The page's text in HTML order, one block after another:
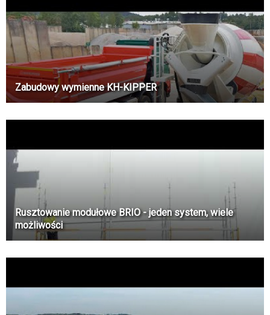
Zabudowy wymienne KH-KIPPER
Rusztowanie modułowe BRIO - jeden system, wiele
możliwości